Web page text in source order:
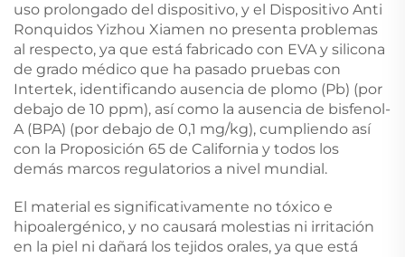
uso prolongado del dispositivo, y el Dispositivo Anti
Ronquidos Yizhou Xiamen no presenta problemas
al respecto, ya que está fabricado con EVA y silicona
de grado médico que ha pasado pruebas con
Intertek, identificando ausencia de plomo (Pb) (por
debajo de 10 ppm), así como la ausencia de bisfenol-
A (BPA) (por debajo de 0,1 mg/kg), cumpliendo así
con la Proposición 65 de California y todos los
demás marcos regulatorios a nivel mundial.
El material es significativamente no tóxico e
hipoalergénico, y no causará molestias ni irritación
en la piel ni dañará los tejidos orales, ya que está